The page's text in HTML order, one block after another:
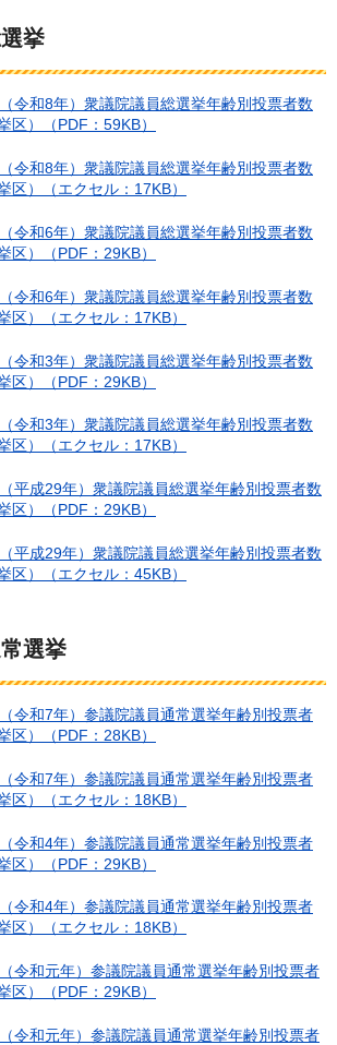
挙
令和8年）衆議院議員総選挙年齢別投票者数
区）（PDF：59KB）
令和8年）衆議院議員総選挙年齢別投票者数
区）（エクセル：17KB）
令和6年）衆議院議員総選挙年齢別投票者数
区）（PDF：29KB）
令和6年）衆議院議員総選挙年齢別投票者数
区）（エクセル：17KB）
令和3年）衆議院議員総選挙年齢別投票者数
区）（PDF：29KB）
令和3年）衆議院議員総選挙年齢別投票者数
区）（エクセル：17KB）
平成29年）衆議院議員総選挙年齢別投票者数
区）（PDF：29KB）
平成29年）衆議院議員総選挙年齢別投票者数
区）（エクセル：45KB）
選挙
令和7年）参議院議員通常選挙年齢別投票者
区）（PDF：28KB）
令和7年）参議院議員通常選挙年齢別投票者
区）（エクセル：18KB）
令和4年）参議院議員通常選挙年齢別投票者
区）（PDF：29KB）
令和4年）参議院議員通常選挙年齢別投票者
区）（エクセル：18KB）
令和元年）参議院議員通常選挙年齢別投票者
区）（PDF：29KB）
令和元年）参議院議員通常選挙年齢別投票者